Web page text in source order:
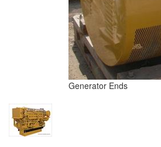
Generator Ends